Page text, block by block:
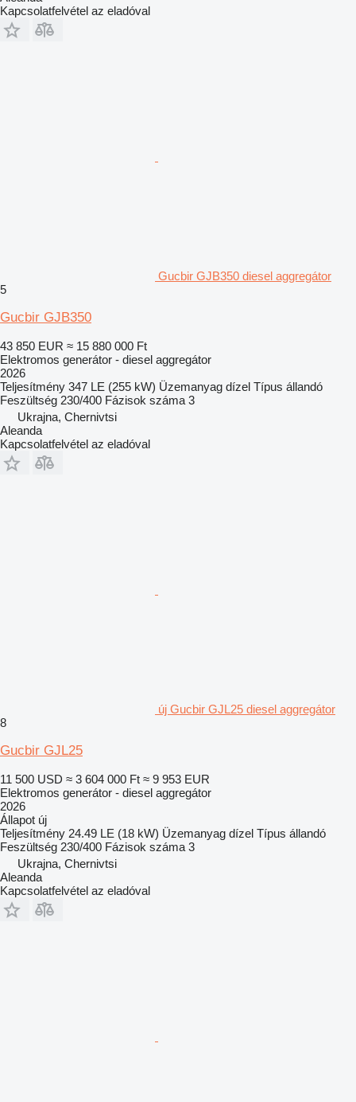
Kapcsolatfelvétel az eladóval
Gucbir GJB350 diesel aggregátor
5
Gucbir GJB350
43 850 EUR ≈ 15 880 000 Ft
Elektromos generátor - diesel aggregátor
2026
Teljesítmény 347 LE (255 kW) Üzemanyag dízel Típus állandó
Feszültség 230/400 Fázisok száma 3
Ukrajna, Chernivtsi
Aleanda
Kapcsolatfelvétel az eladóval
új Gucbir GJL25 diesel aggregátor
8
Gucbir GJL25
11 500 USD ≈ 3 604 000 Ft ≈ 9 953 EUR
Elektromos generátor - diesel aggregátor
2026
Állapot új
Teljesítmény 24.49 LE (18 kW) Üzemanyag dízel Típus állandó
Feszültség 230/400 Fázisok száma 3
Ukrajna, Chernivtsi
Aleanda
Kapcsolatfelvétel az eladóval